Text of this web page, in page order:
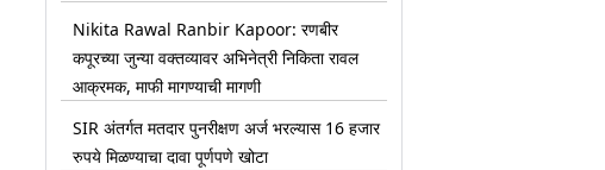
Nikita Rawal Ranbir Kapoor: रणबीर
कपूरच्या जुन्या वक्तव्यावर अभिनेत्री निकिता रावल
आक्रमक, माफी मागण्याची मागणी
SIR अंतर्गत मतदार पुनरीक्षण अर्ज भरल्यास 16 हजार
रुपये मिळण्याचा दावा पूर्णपणे खोटा